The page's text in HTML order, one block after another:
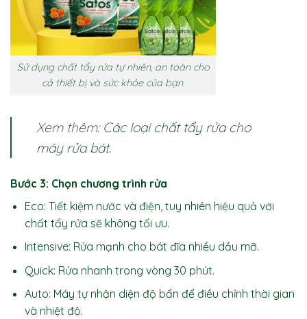
Sử dụng chất tẩy rửa tự nhiên, an toàn cho
cả thiết bị và sức khỏe của bạn.
Xem thêm: Các loại chất tẩy rửa cho
máy rửa bát.
Bước 3: Chọn chương trình rửa
Eco: Tiết kiệm nước và điện, tuy nhiên hiệu quả với
chất tẩy rửa sẽ không tối ưu.
Intensive: Rửa mạnh cho bát đĩa nhiều dầu mỡ.
Quick: Rửa nhanh trong vòng 30 phút.
Auto: Máy tự nhận diện độ bẩn để điều chỉnh thời gian
và nhiệt độ.